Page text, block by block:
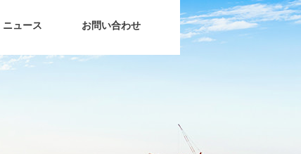
ニュース お問い合わせ